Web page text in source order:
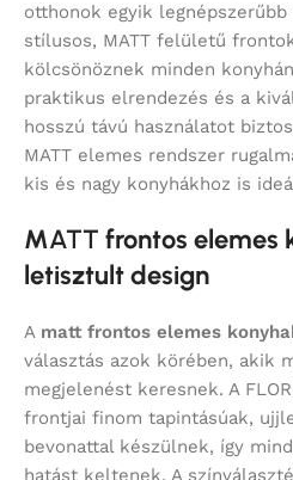
otthonok egyik
stílusos, MATT felületű
kölcsönöznek minden
praktikus elrendezés és a
hosszú távú használatot
MATT elemes rendszer
kis és nagy konyhákhoz is
MATT frontos elemes
letisztult design
A matt frontos elemes
választás azok körében, akik
megjelenést keresnek. A
frontjai finom tapintásúak,
bevonattal készülnek, így
hatást keltenek. A